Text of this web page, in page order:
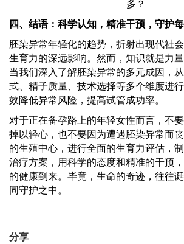
四、结语：科学认知，精准干预，守护
胚染异常年轻化的趋势，折射出现代社
生育力的深远影响。然而，知识就是力量
当我们深入了解胚染异常的多元成因，
式、精子质量、技术选择等多个维度进
效降低异常风险，提高试管成功率。
对于正在备孕路上的年轻女性而言，不
掉以轻心，也不要因为遭遇胚染异常而
的生殖中心，进行全面的生育力评估，
治疗方案，用科学的态度和精准的干预
的健康到来。毕竟，生命的奇迹，往往
同守护之中。
分享